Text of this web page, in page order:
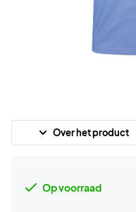
Over het product
Op voorraad